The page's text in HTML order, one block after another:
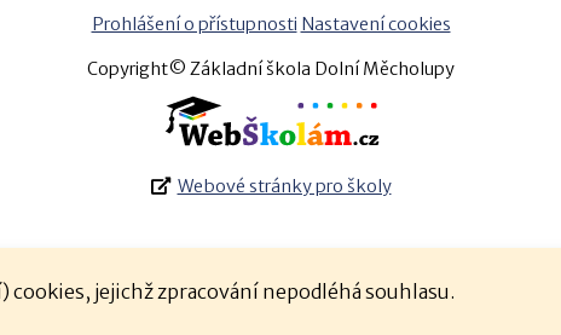
Prohlášení o přístupnosti Nastavení cookies
Copyright© Základní škola Dolní Měcholupy
Webové stránky pro školy
jejichž zpracování nepodléhá souhlasu.